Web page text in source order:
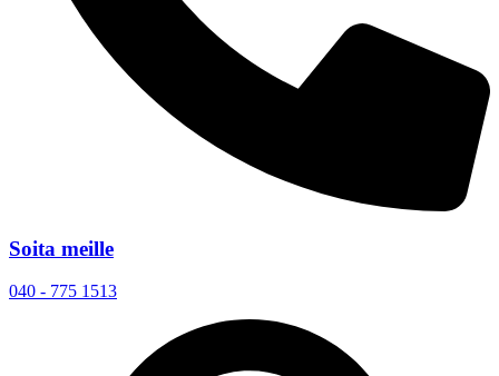
Soita meille
040 - 775 1513